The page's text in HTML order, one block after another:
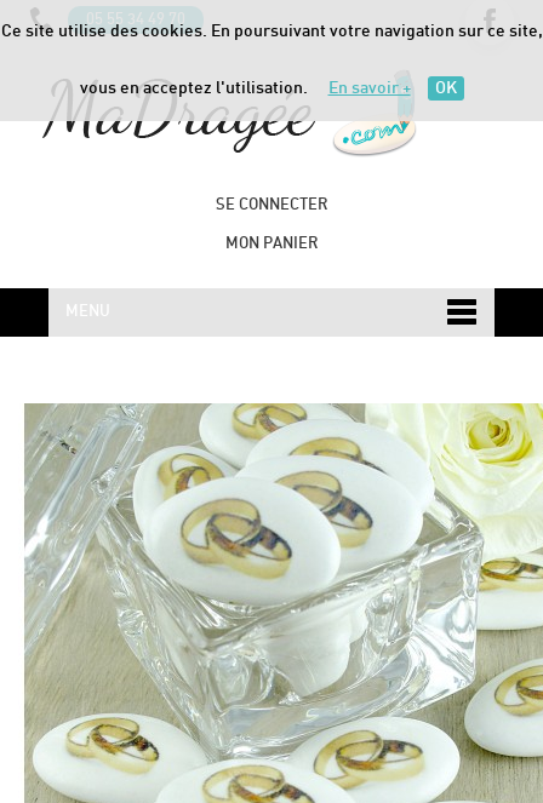
Ce site utilise des cookies. En poursuivant votre navigation sur ce site,
vous en acceptez l'utilisation. En savoir + OK
05 55 34 49 70
SE CONNECTER
MON PANIER
MENU